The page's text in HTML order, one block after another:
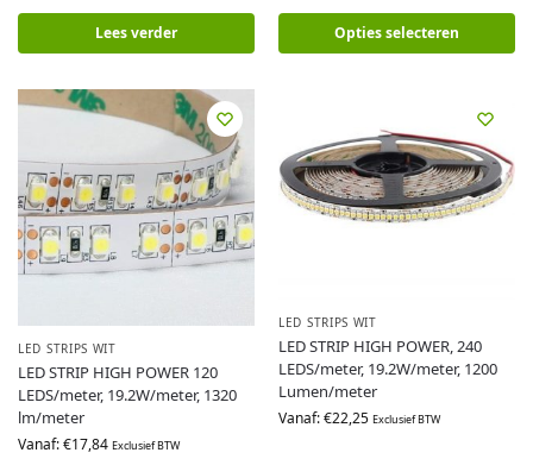
Lees verder Opties selecteren
LED STRIPS WIT
LED STRIP HIGH POWER 120
LEDS/meter, 19.2W/meter, 1320
lm/meter
Vanaf:€17,84 Exclusief BTW
LED STRIPS WIT
LED STRIP HIGH POWER, 240
LEDS/meter, 19.2W/meter, 1200
Lumen/meter
Vanaf:€22,25 Exclusief BTW